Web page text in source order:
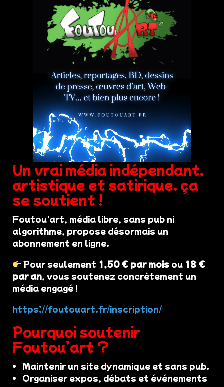
Un vrai média indépendant,
artistique et satirique, ça
se soutient !
Foutou'art, média libre, sans pub ni
algorithme, propose désormais un
abonnement en ligne.
Pour seulement 1,50 € par mois ou 18 €
par an, vous soutenez concrètement un
média engagé !
https://foutouart.fr/inscription/
Pourquoi soutenir
Foutou’art ?
Maintenir un site dynamique et sans pub.
Organiser expos, débats et événements